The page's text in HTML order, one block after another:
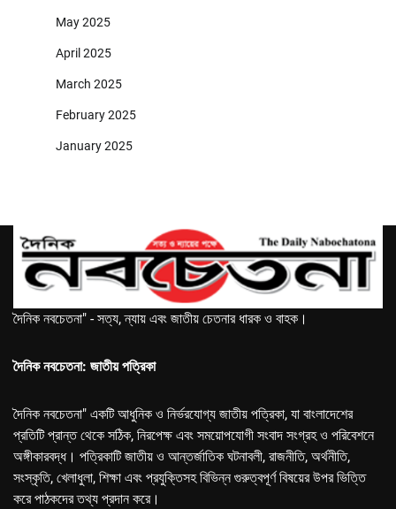
May 2025
April 2025
March 2025
February 2025
January 2025
দৈনিক নবচেতনা" - সত্য, ন্যায় এবং জাতীয় চেতনার ধারক ও বাহক।
দৈনিক নবচেতনা: জাতীয় পত্রিকা
দৈনিক নবচেতনা" একটি আধুনিক ও নির্ভরযোগ্য জাতীয় পত্রিকা, যা বাংলাদেশের
প্রতিটি প্রান্ত থেকে সঠিক, নিরপেক্ষ এবং সময়োপযোগী সংবাদ সংগ্রহ ও পরিবেশনে
অঙ্গীকারবদ্ধ। পত্রিকাটি জাতীয় ও আন্তর্জাতিক ঘটনাবলী, রাজনীতি, অর্থনীতি,
সংস্কৃতি, খেলাধুলা, শিক্ষা এবং প্রযুক্তিসহ বিভিন্ন গুরুত্বপূর্ণ বিষয়ের উপর ভিত্তি
করে পাঠকদের তথ্য প্রদান করে।